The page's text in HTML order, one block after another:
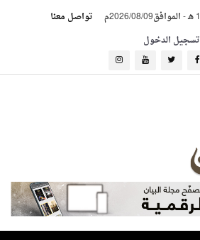
-الموافق2026/08/09م
تواصل معنا
تسجيل الدخول